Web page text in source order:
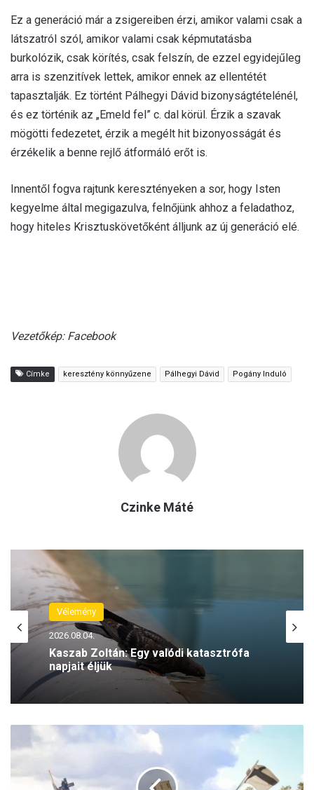
Ez a generáció már a zsigereiben érzi, amikor valami csak a
látszatról szól, amikor valami csak képmutatásba
burkolózik, csak körítés, csak felszín, de ezzel egyidejűleg
arra is szenzitívek lettek, amikor ennek az ellentétét
tapasztalják. Ez történt Pálhegyi Dávid bizonyságtételénél,
és ez történik az „Emeld fel” c. dal körül. Érzik a szavak
mögötti fedezetet, érzik a megélt hit bizonyosságát és
érzékelik a benne rejlő átformáló erőt is.
Innentől fogva rajtunk keresztényeken a sor, hogy Isten
kegyelme által megigazulva, felnőjünk ahhoz a feladathoz,
hogy hiteles Krisztuskövetőként álljunk az új generáció elé.
Vezetőkép: Facebook
Címke keresztény könnyűzene Pálhegyi Dávid Pogány Induló
Czinke Máté
Vélemény
2026.08.04.
Kaszab Zoltán: Egy valódi katasztrófa
napjait éljük
a
á